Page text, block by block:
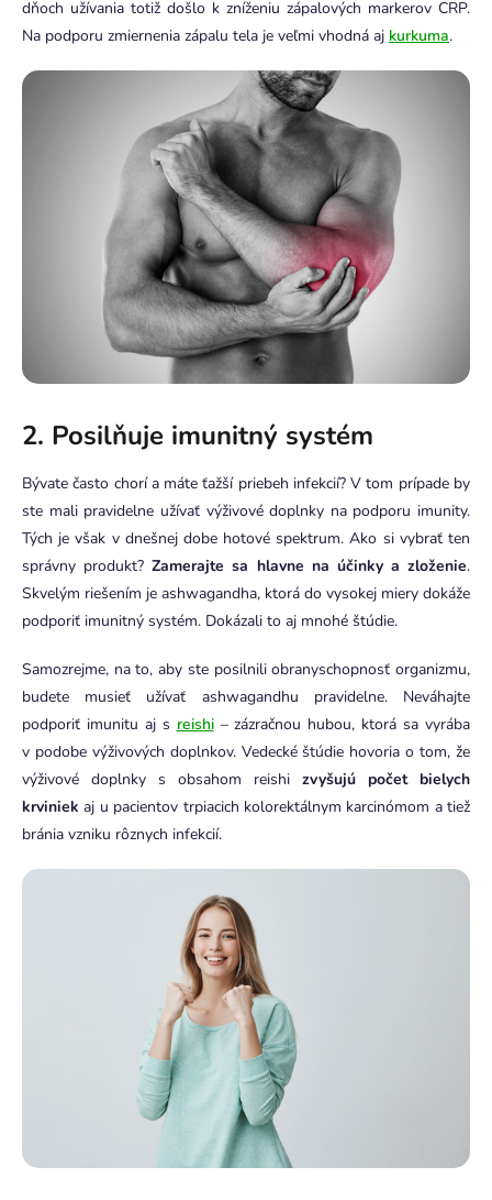
dňoch užívania totiž došlo k zníženiu zápalových markerov CRP.
Na podporu zmiernenia zápalu tela je veľmi vhodná aj kurkuma.
2. Posilňuje imunitný systém
Bývate často chorí a máte ťažší priebeh infekcií? V tom prípade by
ste mali pravidelne užívať výživové doplnky na podporu imunity.
Tých je však v dnešnej dobe hotové spektrum. Ako si vybrať ten
správny produkt?Zamerajte sa hlavne na účinky a zloženie.
Skvelým riešením je ashwagandha, ktorá do vysokej miery dokáže
podporiť imunitný systém. Dokázali to aj mnohé štúdie.
Samozrejme, na to, aby ste posilnili obranyschopnosť organizmu,
budete musieť užívať ashwagandhu pravidelne. Neváhajte
podporiť imunitu aj s reishi– zázračnou hubou, ktorá sa vyrába
v podobe výživových doplnkov. Vedecké štúdie hovoria o tom, že
výživové doplnky s obsahom reishi zvyšujú počet bielych
krviniek aj u pacientov trpiacich kolorektálnym karcinómom a tiež
bránia vzniku rôznych infekcií.